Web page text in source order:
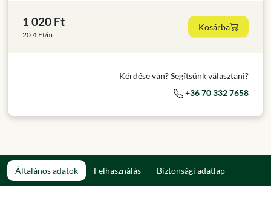
1 020 Ft
20.4 Ft/m
Kosárba
Kérdése van? Segítsünk választani?
+36 70 332 7658
Általános adatok Felhasználás Biztonsági adatlap